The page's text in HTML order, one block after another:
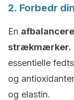
2. Forbedr
En
strækmærker.
essentielle
og
og elastin.